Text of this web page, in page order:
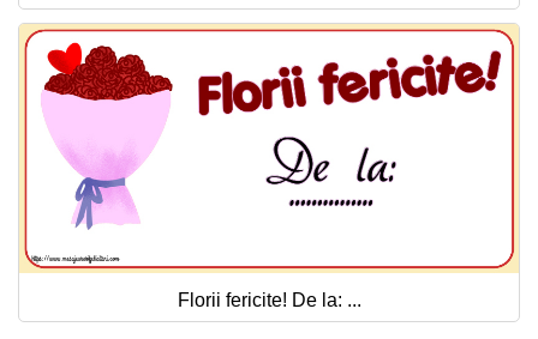
Florii fericite! De la: ...